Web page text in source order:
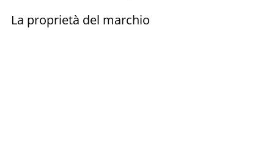
La proprietà del marchio